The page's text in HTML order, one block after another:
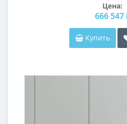
Цена:
666 547
Купить